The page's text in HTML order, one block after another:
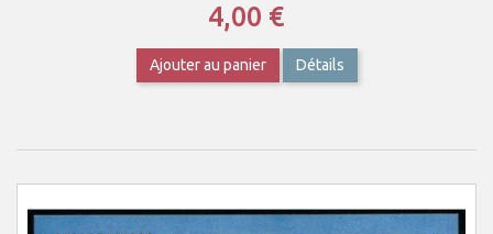
4,00 €
Ajouter au panier Détails